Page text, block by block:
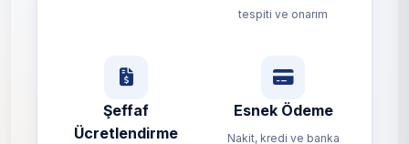
tespiti ve onarım
Şeffaf
Ücretlendirme
Esnek Ödeme
Nakit, kredi ve banka